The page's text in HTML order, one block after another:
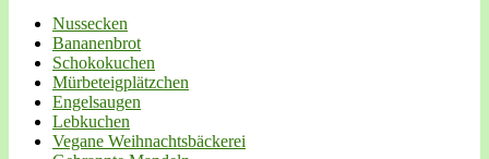
Nussecken
Bananenbrot
Schokokuchen
Mürbeteigplätzchen
Engelsaugen
Lebkuchen
Vegane Weihnachtsbäckerei